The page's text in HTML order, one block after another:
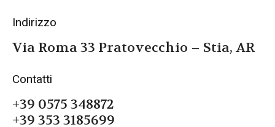
Indirizzo
Via Roma 33 Pratovecchio – Stia, AR
Contatti
+39 0575 348872
+39 353 3185699